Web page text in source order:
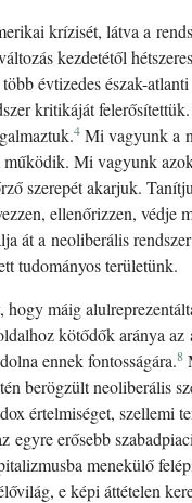
krízisét, látva a
kezdetétől
évtizedes észak-
kritikáját
4 Mi vagyunk a
Mi vagyunk
szerepét akarjuk.
ellenőrizzen, védje
a neoliberális
tudományos területünk.
hogy máig
kötődők aránya
ennek fontosságára.8
berögzült neoliberális
értelmiséget, szellemi
erősebb
menekülő
e képi áttételen